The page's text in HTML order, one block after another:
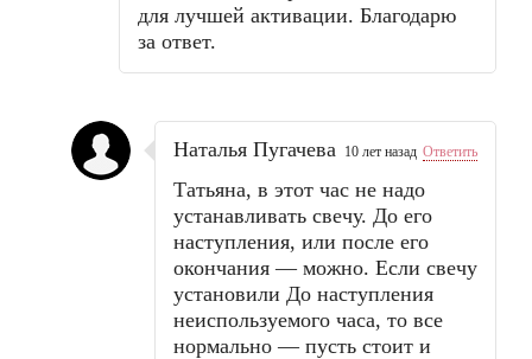
для лучшей активации. Благодарю
за ответ.
Наталья Пугачева 10 лет назад Ответить
Татьяна, в этот час не надо
устанавливать свечу. До его
наступления, или после его
окончания — можно. Если свечу
установили До наступления
неиспользуемого часа, то все
нормально — пусть стоит и